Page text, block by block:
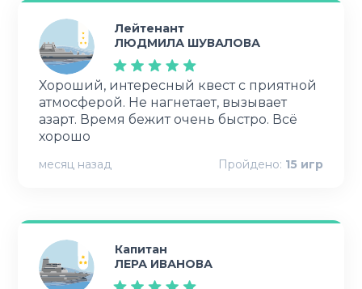
Лейтенант
ЛЮДМИЛА ШУВАЛОВА
Хороший, интересный квест с приятной
атмосферой. Не нагнетает, вызывает
азарт. Время бежит очень быстро. Всё
хорошо
месяц назад Пройдено: 15 игр
Капитан
ЛЕРА ИВАНОВА